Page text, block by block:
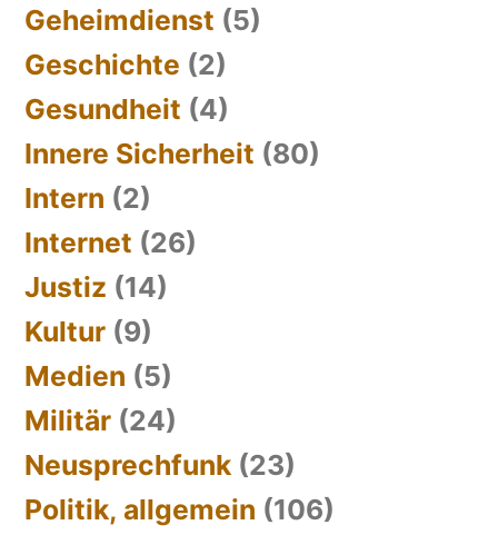
Geheimdienst (5)
Geschichte (2)
Gesundheit (4)
Innere Sicherheit (80)
Intern (2)
Internet (26)
Justiz (14)
Kultur (9)
Medien (5)
Militär (24)
Neusprechfunk (23)
Politik, allgemein (106)